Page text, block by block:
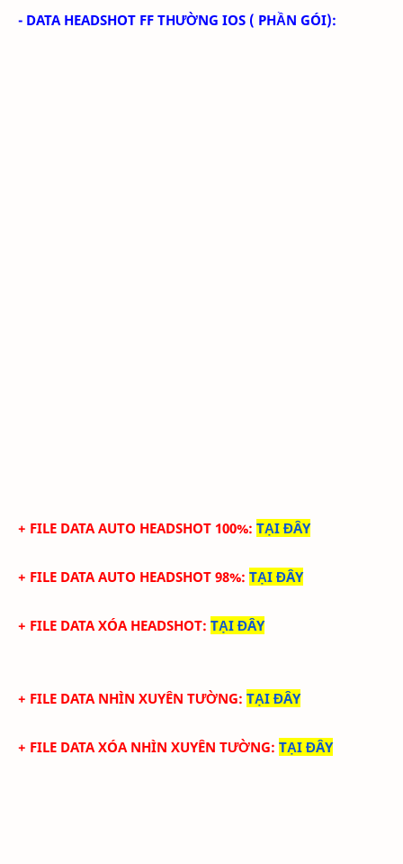
- DATA HEADSHOT FF THƯỜNG IOS ( PHẦN GÓI):
+ FILE DATAAUTO HEADSHOT 100%: TẠI ĐÂY
+ FILE DATAAUTO HEADSHOT 98%: TẠI ĐÂY
+ FILE DATA XÓAHEADSHOT: TẠI ĐÂY
+ FILE DATA NHÌN XUYÊN TƯỜNG: TẠI ĐÂY
+ FILE DATA XÓA NHÌN XUYÊN TƯỜNG: TẠI ĐÂY